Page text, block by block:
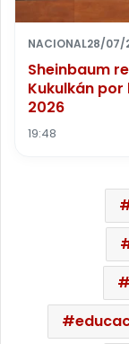
NACIONAL28/07/
Sheinbaum
Kukulkán
2026
19:48